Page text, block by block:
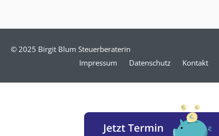
© 2025 Birgit Blum Steuerberaterin
Impressum
Datenschutz Kontakt